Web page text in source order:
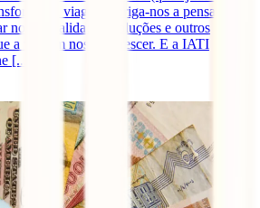
A viagem obriga-nos a pensar de
novas realidades, soluções e outros
a viagem nos faz crescer. E a IATI
[...]